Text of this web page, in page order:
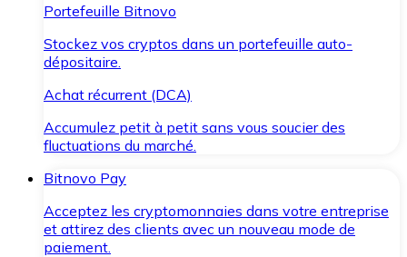
Portefeuille Bitnovo
Stockez vos cryptos dans un portefeuille auto-
dépositaire.
Achat récurrent (DCA)
Accumulez petit à petit sans vous soucier des
fluctuations du marché.
Bitnovo Pay
Acceptez les cryptomonnaies dans votre entreprise
et attirez des clients avec un nouveau mode de
paiement.